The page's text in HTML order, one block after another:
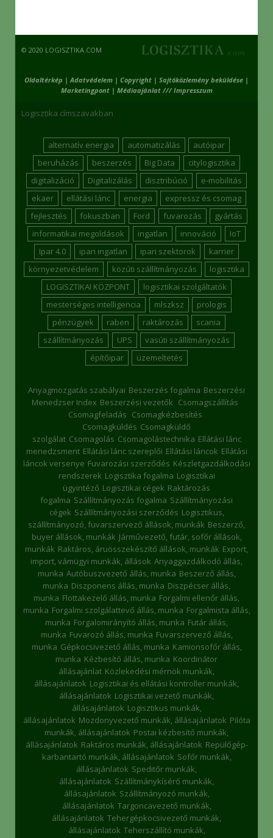
© 2020 LOGISZTIKA.COM
Oldaltérkép | Adatvédelem | Copyright | Sajtóközlemény beküldése |
Marketingpont| Médiaajánlat /// Impresszum
Logisztika címszavakban
alternatív energia automatizálás
autóipar
beruházás
beszerzés Big Data
citylogisztika
digitalizáció
Digitalizálás disztribúció
e-mobilitás
ekaer
ellátási lánc energia
expressz és csomag
fejlesztés
fokuszban Ford fuvarozás
gyártás
informatikai megoldások
ingatlan innováció
IoT
Ipar 4.0
ipari ingatlan ipari szektorok
karrier
környezetvédelem
közúti szállítmányozás
logisztika
LOGISZTIKAI KÖZPONT
logisztikai szolgáltatók
mesterséges intelligencia
mlszksz
prologis
pénzügyek
raben raktározás
scania
szállítmányozás
UPS
vasúti szállítmányozás
építőipar
üzemeltetés
Anyagmozgatás szabályai Beszerzés fogalma Beszerzési
Menedzser Index Beszerzési vezetők Csomagszállítás
Csomagfeladás Csomagkézbesítés
Csomagküldés Csomagküldő
szolgálat Csomagolás Csomagolástechnika Ellátási lánc
menedzsment Ellátási lánc szereplői Ellátási láncok Ellátási
láncok versenye Fuvarozási szerződés Készletgazdálkodási
rendszerek Logisztika fogalma Logisztikai
ügyintéző Logisztikai cégek Raktározás
fogalma Szállítmányozás fogalma Szállítmányozási
cégek Szállítmányozási szerződés Logisztikus,
szállítmányozó, fuvarszervező állások, munkák Beszerző,
buyer állások, munkák Járművezető, futár, sofőr állások,
munkák Raktáros, áruösszekészítő állások, munkák Export,
import, vámügyi munkák, állások Anyaggazdálkodó állás,
munka Autóbuszvezető állás, munka Beszerző állás,
munka Diszponens állás, munka Diszpécser állás,
munka Flottakezelő állás, munka Forgalmi ellenőr állás,
munka Forgalmi szolgálattevő állás, munka Forgalmista állás,
munka Forgalomirányító állás, munka Futár állás,
munka Fuvarozó állás, munka Fuvarszervező állás,
munka Gépkocsivezető állás, munka Kamionsofőr állás,
munka Kézbesítő állás, munka Koordinátor
állásajánlat Közlekedési mérnök munkák,
állásajánlatok Logisztikai és ellátási kontroller munkák,
állásajánlatok Logisztikai vezető munkák,
állásajánlatok Logisztikus munkák,
állásajánlatok Mozdonyvezető munkák, állásajánlatok Pilóta
munkák, állásajánlatok Postai kézbesítő munkák,
állásajánlatok Raktáros munkák, állásajánlatok Repülőgép-
karbantartó munkák, állásajánlatok Sofőr munkák,
állásajánlatok Speditőr munkák,
állásajánlatok Szállítmánykísérő munkák,
állásajánlatok Szállítmányozó munkák,
állásajánlatok Targoncavezető munkák,
állásajánlatok Tehergépkocsivezető munkák,
állásajánlatok Teherszállító munkák,